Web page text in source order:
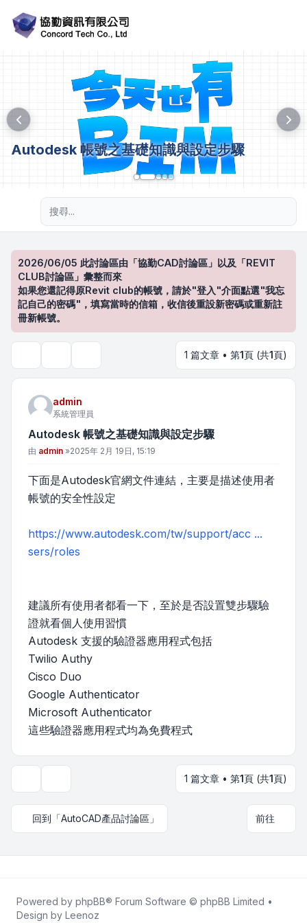
Autodesk 帳號之基礎知識與設定步驟
2026/06/05 此討論區由「協勤CAD討論區」以及「REVIT
CLUB討論區」彙整而來
如果您還記得原Revit club的帳號，請於"登入"介面點選"我忘
記自己的密碼"，填寫當時的信箱，收信後重設新密碼或重新註
冊新帳號。
1 篇文章 • 第1頁 (共1頁)
admin
系統管理員
Autodesk 帳號之基礎知識與設定步驟
文章
由 admin »2025年 2月 19日, 15:19
下面是Autodesk官網文件連結，主要是描述使用者
帳號的安全性設定
https://www.autodesk.com/tw/support/acc ...
sers/roles
建議所有使用者都看一下，至於是否設置雙步驟驗
證就看個人使用習慣
Autodesk 支援的驗證器應用程式包括
Twilio Authy
Cisco Duo
Google Authenticator
Microsoft Authenticator
這些驗證器應用程式均為免費程式
1 篇文章 • 第1頁 (共1頁)
回到「AutoCAD產品討論區」 前往
Powered by phpBB® Forum Software © phpBB Limited •
Design by Leenoz